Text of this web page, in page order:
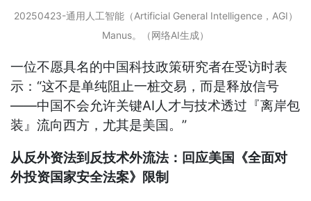
20250423-通用人工智能（Artificial General Intelligence，AGI）
Manus。（网络AI生成）
一位不愿具名的中国科技政策研究者在受访时表
示：“这不是单纯阻止一桩交易，而是释放信号
——中国不会允许关键AI人才与技术透过『离岸包
装』流向西方，尤其是美国。”
从反外资法到反技术外流法：回应美国《全面对
外投资国家安全法案》限制